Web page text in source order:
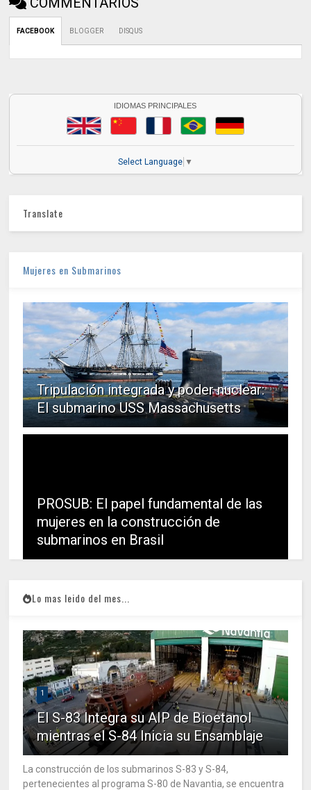
FACEBOOK BLOGGER DISQUS
IDIOMAS PRINCIPALES
Select Language ▼
Translate
Mujeres en Submarinos
Tripulación integrada y poder nuclear:
El submarino USS Massachusetts
PROSUB: El papel fundamental de las
mujeres en la construcción de
submarinos en Brasil
Lo mas leido del mes...
1
El S-83 Integra su AIP de Bioetanol
mientras el S-84 Inicia su Ensamblaje
La construcción de los submarinos S-83 y S-84,
pertenecientes al programa S-80 de Navantia, se encuentra